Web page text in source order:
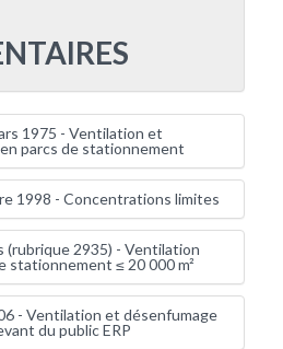
1975 - Ventilation et
parcs de stationnement
1998 - Concentrations limites
(rubrique 2935) - Ventilation
stationnement ≤ 20 000 m²
- Ventilation et désenfumage
du public ERP